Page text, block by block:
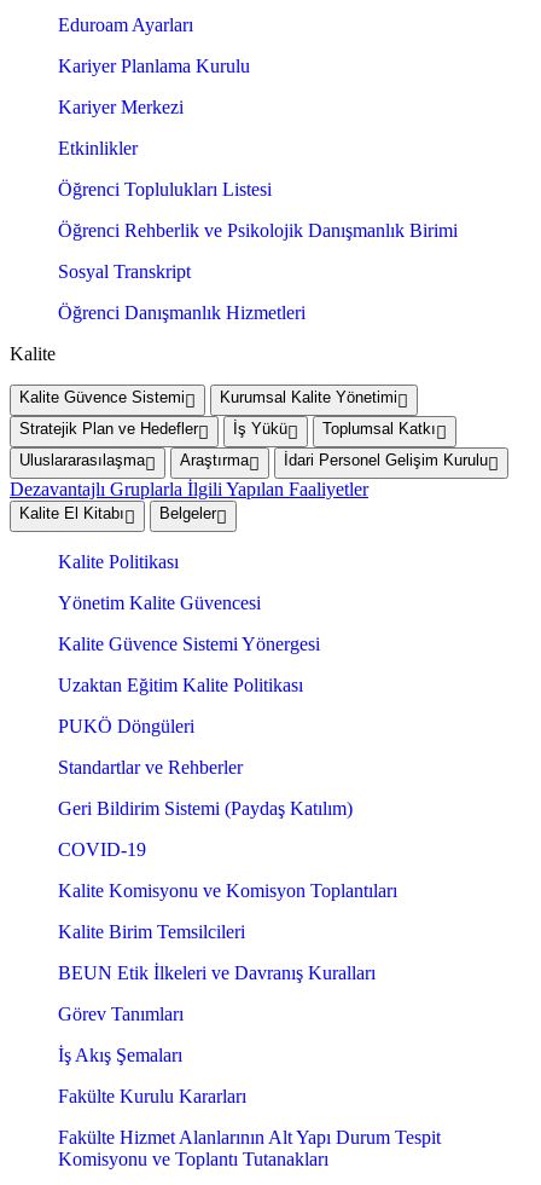
Eduroam Ayarları
Kariyer Planlama Kurulu
Kariyer Merkezi
Etkinlikler
Öğrenci Toplulukları Listesi
Öğrenci Rehberlik ve Psikolojik Danışmanlık Birimi
Sosyal Transkript
Öğrenci Danışmanlık Hizmetleri
Kalite
Kalite Güvence Sistemi
Kurumsal Kalite Yönetimi
Stratejik Plan ve Hedefler
İş Yükü
Toplumsal Katkı
Uluslararasılaşma
Araştırma İdari Personel Gelişim Kurulu
Dezavantajlı Gruplarla İlgili Yapılan Faaliyetler
Kalite El Kitabı Belgeler
Kalite Politikası
Yönetim Kalite Güvencesi
Kalite Güvence Sistemi Yönergesi
Uzaktan Eğitim Kalite Politikası
PUKÖ Döngüleri
Standartlar ve Rehberler
Geri Bildirim Sistemi (Paydaş Katılım)
COVID-19
Kalite Komisyonu ve Komisyon Toplantıları
Kalite Birim Temsilcileri
BEUN Etik İlkeleri ve Davranış Kuralları
Görev Tanımları
İş Akış Şemaları
Fakülte Kurulu Kararları
Fakülte Hizmet Alanlarının Alt Yapı Durum Tespit
Komisyonu ve Toplantı Tutanakları